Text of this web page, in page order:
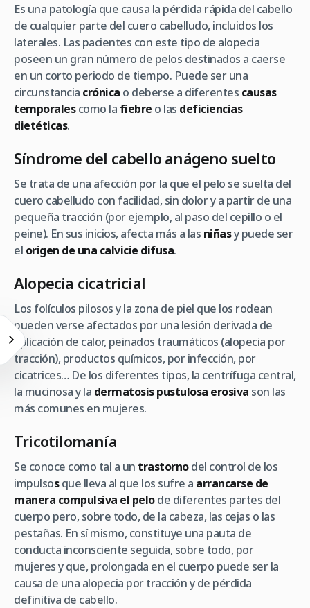
Es una patología que causa la pérdida rápida del cabello
de cualquier parte del cuero cabelludo, incluidos los
laterales. Las pacientes con este tipo de alopecia
poseen un gran número de pelos destinados a caerse
en un corto periodo de tiempo. Puede ser una
circunstancia crónica o deberse a diferentes causas
temporalescomo la fiebre o las deficiencias
dietéticas.
Síndrome del cabello anágeno suelto
Se trata de una afección por la que el pelo se suelta del
cuero cabelludo con facilidad, sin dolor y a partir de una
pequeña tracción (por ejemplo, al paso del cepillo o el
peine). En sus inicios, afecta más a las niñasy puede ser
el origen de una calvicie difusa.
Alopecia cicatricial
Los folículos pilosos y la zona de piel que los rodean
pueden verse afectados por una lesión derivada de
aplicación de calor, peinados traumáticos (alopecia por
tracción), productos químicos, por infección, por
cicatrices… De los diferentes tipos, la centrífuga central,
la mucinosa y la dermatosis pustulosa erosiva son las
más comunes en mujeres.
Tricotilomanía
Se conoce como tal a un trastornodel control de los
impulsosque lleva al que los sufre a arrancarse de
manera compulsiva el pelode diferentes partes del
cuerpo pero, sobre todo, de la cabeza, las cejas o las
pestañas. En sí mismo, constituye una pauta de
conducta inconsciente seguida, sobre todo, por
mujeres y que, prolongada en el cuerpo puede ser la
causa de una alopecia por tracción y de pérdida
definitiva de cabello.